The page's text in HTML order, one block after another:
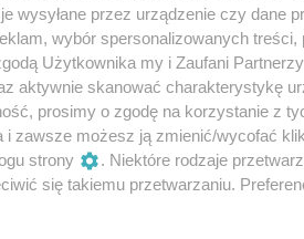
Hamiltona w kwalifikacjach
świadczy
wysyłane przez urządzenie czy dane
wybór spersonalizowanych
Użytkownika my i Zaufani
aktywnie skanować charakterystykę
prosimy o zgodę na korzystanie z
i zawsze możesz ją zmienić/wycofać
strony
. Niektóre rodzaje
się takiemu przetwarzaniu.